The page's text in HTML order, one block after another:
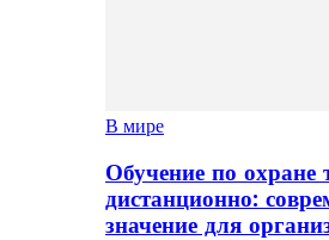
В мире
Обучение по охране
дистанционно:
значение для